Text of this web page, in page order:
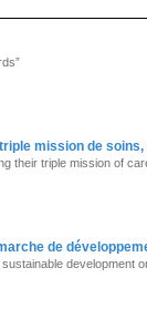
mission de
their triple mission of
de
development